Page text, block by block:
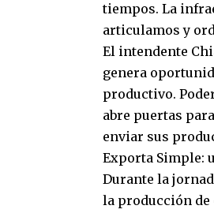
tiempos. La
articulamos y
El intendente
genera
productivo.
abre puertas
enviar sus
Exporta Simple:
Durante la
la producción de